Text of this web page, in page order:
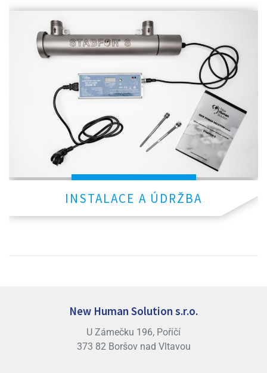
INSTALACE A ÚDRŽBA
New Human Solution s.r.o.
U Zámečku 196, Poříčí
373 82 Boršov nad Vltavou